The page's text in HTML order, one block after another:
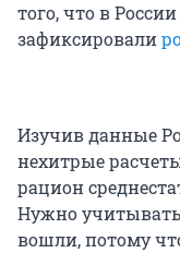
того, что в
зафиксировали
Изучив данные
нехитрые
рацион
Нужно
вошли, потому